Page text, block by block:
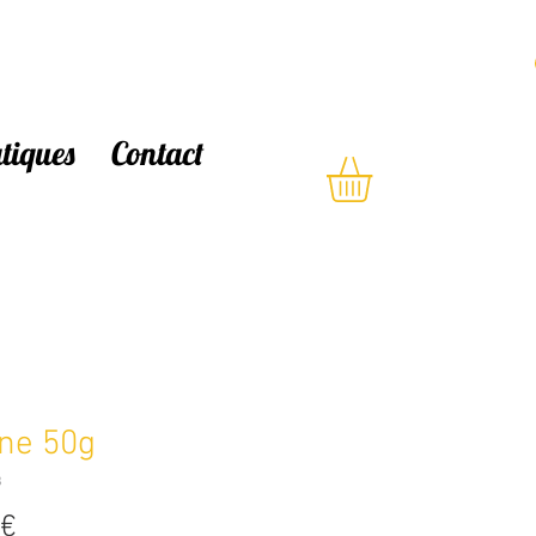
Contact
50g